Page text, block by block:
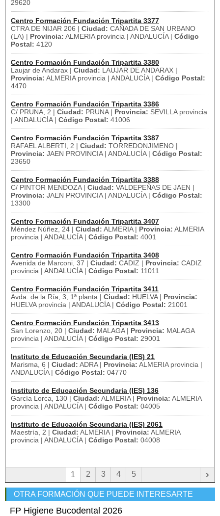
29620
Centro Formación Fundación Tripartita 3377
CTRA DE NIJAR 206 | Ciudad: CAÑADA DE SAN URBANO
(LA) | Provincia: ALMERIA provincia | ANDALUCÍA | Código
Postal: 4120
Centro Formación Fundación Tripartita 3380
Laujar de Andarax | Ciudad: LAUJAR DE ANDARAX |
Provincia: ALMERIA provincia | ANDALUCÍA | Código Postal:
4470
Centro Formación Fundación Tripartita 3386
C/ PRUNA, 2 | Ciudad: PRUNA | Provincia: SEVILLA provincia
| ANDALUCÍA | Código Postal: 41006
Centro Formación Fundación Tripartita 3387
RAFAEL ALBERTI, 2 | Ciudad: TORREDONJIMENO |
Provincia: JAEN PROVINCIA | ANDALUCÍA | Código Postal:
23650
Centro Formación Fundación Tripartita 3388
C/ PINTOR MENDOZA | Ciudad: VALDEPEÑAS DE JAEN |
Provincia: JAEN PROVINCIA | ANDALUCÍA | Código Postal:
13300
Centro Formación Fundación Tripartita 3407
Méndez Núñez, 24 | Ciudad: ALMERIA | Provincia: ALMERIA
provincia | ANDALUCÍA | Código Postal: 4001
Centro Formación Fundación Tripartita 3408
Avenida de Marconi, 37 | Ciudad: CADIZ | Provincia: CADIZ
provincia | ANDALUCÍA | Código Postal: 11011
Centro Formación Fundación Tripartita 3411
Avda. de la Ría, 3, 1ª planta | Ciudad: HUELVA | Provincia:
HUELVA provincia | ANDALUCÍA | Código Postal: 21001
Centro Formación Fundación Tripartita 3413
San Lorenzo, 20 | Ciudad: MALAGA | Provincia: MALAGA
provincia | ANDALUCÍA | Código Postal: 29001
Instituto de Educación Secundaria (IES) 21
Marisma, 6 | Ciudad: ADRA | Provincia: ALMERIA provincia |
ANDALUCÍA | Código Postal: 04770
Instituto de Educación Secundaria (IES) 136
García Lorca, 130 | Ciudad: ALMERIA | Provincia: ALMERIA
provincia | ANDALUCÍA | Código Postal: 04005
Instituto de Educación Secundaria (IES) 2061
Maestría, 2 | Ciudad: ALMERIA | Provincia: ALMERIA
provincia | ANDALUCÍA | Código Postal: 04008
1 2 3 4 5 ›
OTRA FORMACIÓN QUE PUEDE INTERESARTE
FP Higiene Bucodental 2026